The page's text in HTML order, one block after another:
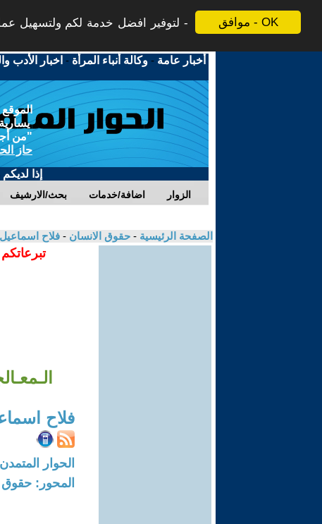
موافق - OK
لتوفير افضل خدمة لكم ولتسهيل
أخبار عامة -وكالة أنباء المرأة - اخبار الأدب
"من
حاز
إذا
بحث/الارشيف اضافة/خدمات الزوار
الصفحة الرئيسية - حقوق الانسان - فلاح
فلاح
الحوار المتمدن-العدد: 988 -
المحور: حقوق